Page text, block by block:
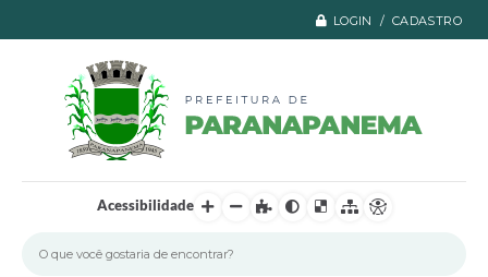
LOGIN / CADASTRO
Acessibilidade